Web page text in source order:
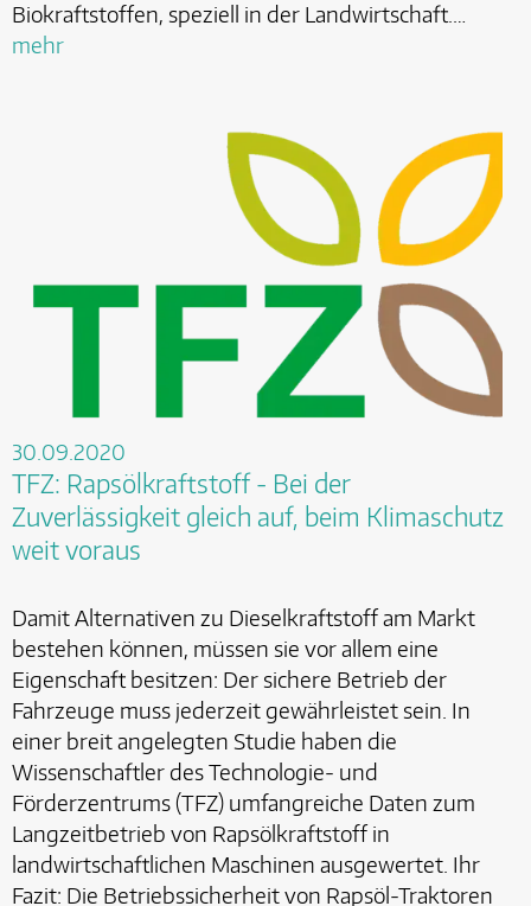
Biokraftstoffen, speziell in der Landwirtschaft.…
mehr
30.09.2020
TFZ: Rapsölkraftstoff - Bei der
Zuverlässigkeit gleich auf, beim Klimaschutz
weit voraus
Damit Alternativen zu Dieselkraftstoff am Markt
bestehen können, müssen sie vor allem eine
Eigenschaft besitzen: Der sichere Betrieb der
Fahrzeuge muss jederzeit gewährleistet sein. In
einer breit angelegten Studie haben die
Wissenschaftler des Technologie- und
Förderzentrums (TFZ) umfangreiche Daten zum
Langzeitbetrieb von Rapsölkraftstoff in
landwirtschaftlichen Maschinen ausgewertet. Ihr
Fazit: Die Betriebssicherheit von Rapsöl-Traktoren